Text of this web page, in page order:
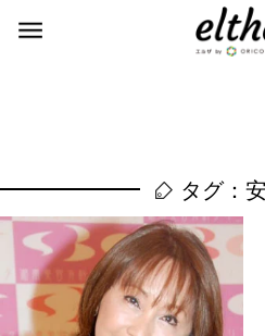
タグ：